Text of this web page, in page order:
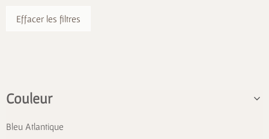
Effacer les filtres
Couleur
Bleu Atlantique